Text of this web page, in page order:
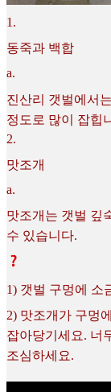
1 .
동죽과 백합
a.
진산리 갯벌에서
정도로 많이 잡힙
2.
맛조개
a.
맛조개는 갯벌 깊
수 있습니다.
1) 갯벌 구멍에 소
2) 맛조개가 구멍
잡아당기세요. 너
조심하세요.